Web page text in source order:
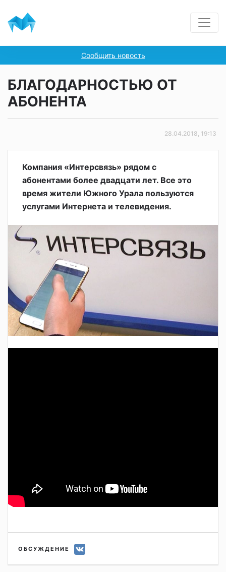
Сообщить новость
БЛАГОДАРНОСТЬЮ ОТ
АБОНЕНТА
28.04.2018, 19:13
Компания «Интерсвязь» рядом с
абонентами более двадцати лет. Все это
время жители Южного Урала пользуются
услугами Интернета и телевидения.
ОБСУЖДЕНИЕ